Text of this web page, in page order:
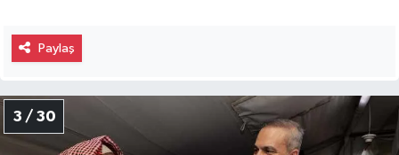
Paylaş
3 / 30